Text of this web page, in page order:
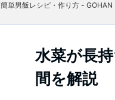
簡単男飯レシピ・作り方 - GOHAN
水菜が長
間を解説